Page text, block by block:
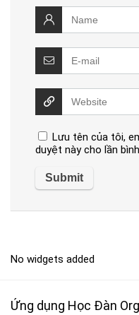
Lưu tên của tôi,
duyệt này cho lần
No widgets added
Ứng dụng Học Đàn